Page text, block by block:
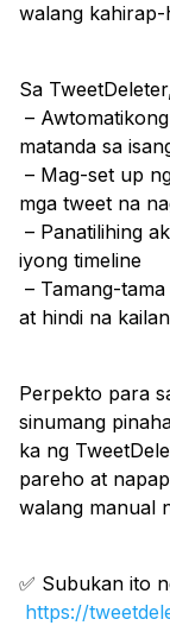
walang kahirap-
Sa
–
matanda sa
– Mag-set up
mga tweet na
– Panatilihing
iyong timeline
– Tamang-
at hindi na
Perpekto para
sinumang
ka ng
pareho at
walang manual
✅ Subukan ito
https://